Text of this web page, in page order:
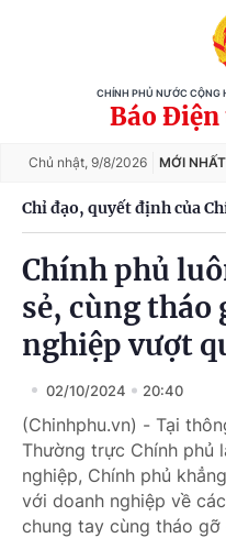
CHÍNH PHỦ NƯỚC CỘNG
Báo
Chủ nhật, 9/8/2026 MỚI NHẤT
Chỉ đạo, quyết định của
Chính phủ
sẻ, cùng tháo
nghiệp vượt
02/10/2024 20:40
(Chinhphu.vn) - Tại
Thường trực Chính phủ
nghiệp, Chính phủ
với doanh nghiệp về
chung tay cùng tháo